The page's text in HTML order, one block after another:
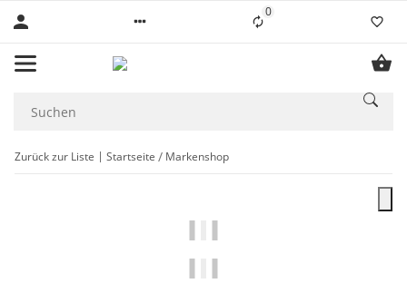
0Liste ist leer
Zurück zur Liste Startseite Markenshop